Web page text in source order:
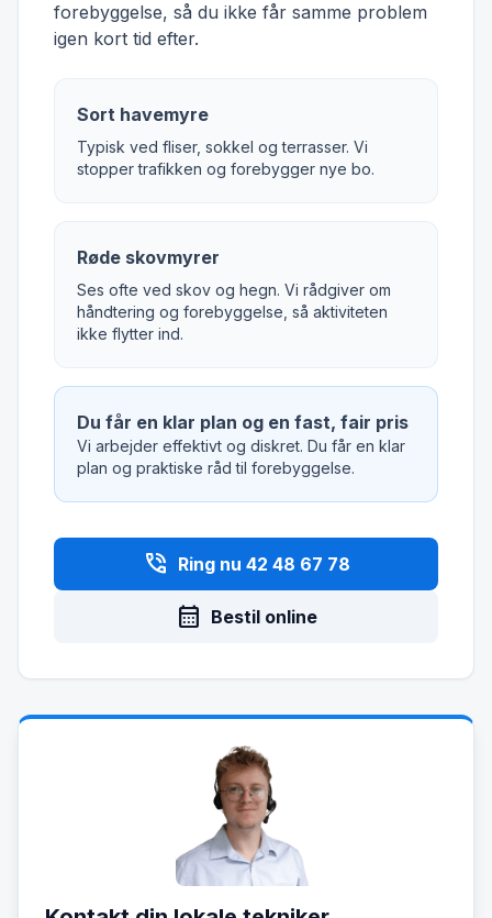
forebyggelse, så du ikke får samme problem
igen kort tid efter.
Sort havemyre
Typisk ved fliser, sokkel og terrasser. Vi
stopper trafikken og forebygger nye bo.
Røde skovmyrer
Ses ofte ved skov og hegn. Vi rådgiver om
håndtering og forebyggelse, så aktiviteten
ikke flytter ind.
Du får en klar plan og en fast, fair pris
Vi arbejder effektivt og diskret. Du får en klar
plan og praktiske råd til forebyggelse.
phone_in_talk Ring nu 42 48 67 78
calendar_month Bestil online